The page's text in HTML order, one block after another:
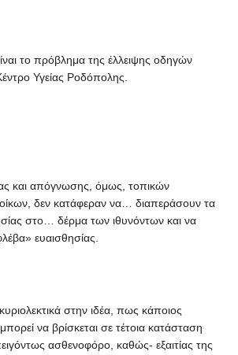
το πρόβλημα της έλλειψης οδηγών
Υγείας Ροδόπολης.
και απόγνωσης, όμως, τοπικών
δεν κατάφεραν να… διαπεράσουν τα
στο… δέρμα των ιθυνόντων και να
ευαισθησίας.
στην ιδέα, πως κάποιος
να βρίσκεται σε τέτοια κατάσταση
ασθενοφόρο, καθώς- εξαιτίας της